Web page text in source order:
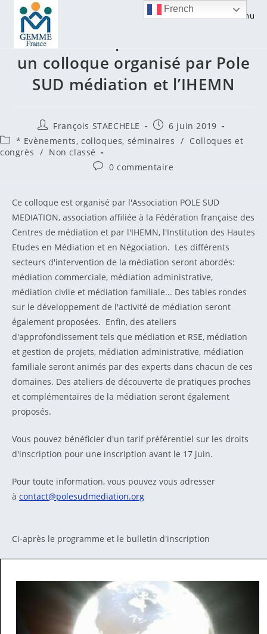
content
Menu
Médiation : penser le futur –
un colloque organisé par Pole
SUD médiation et l’IHEMN
Auteur/autrice
la
publication :
François STAECHELE
Publication
publiée :
6 juin 2019
Post
category:
* Evènements, colloques, séminaires / Colloques et
congrès / Non classé
Commentaires
publication :
0 commentaire
Ce colloque est organisé par l'Association POLE SUD
MEDIATION, association affiliée à la Fédération française des
Centres de médiation et par l'IHEMN, l'Institution des Hautes
Etudes en Médiation et en Négociation. Les différents
secteurs d'intervention de la médiation seront abordés:
médiation commerciale, médiation administrative,
médiation civile et médiation familiale... Des tables rondes
sur le développement de l'activité de médiation seront
également proposées. Enfin, des ateliers
d'approfondissement tels que médiation et RSE, médiation
et gestion de projets, médiation administrative, médiation
familiale seront animés par des experts dans chacun de ces
domaines. Des ateliers de découverte de pratiques proches
et complémentaires de la médiation seront également
proposés.
Vous pouvez bénéficier d'un tarif préférentiel sur les droits
d'inscription pour une inscription avant le 17 juin.
Pour toute information, vous pouvez vous adresser
à contact@polesudmediation.org
Ci-après le programme et le bulletin d'inscription
French